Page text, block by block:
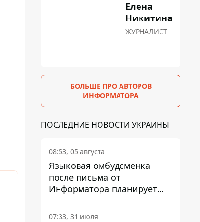
Елена
Никитина
ЖУРНАЛИСТ
БОЛЬШЕ ПРО АВТОРОВ
ИНФОРМАТОРА
ПОСЛЕДНИЕ НОВОСТИ УКРАИНЫ
08:53, 05 августа
Языковая омбудсменка
после письма от
Информатора планирует
наказать компанию-
подрядчика ПриватБанка
07:33, 31 июля